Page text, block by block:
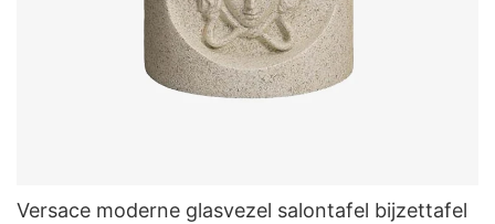
Versace moderne glasvezel salontafel bijzettafel